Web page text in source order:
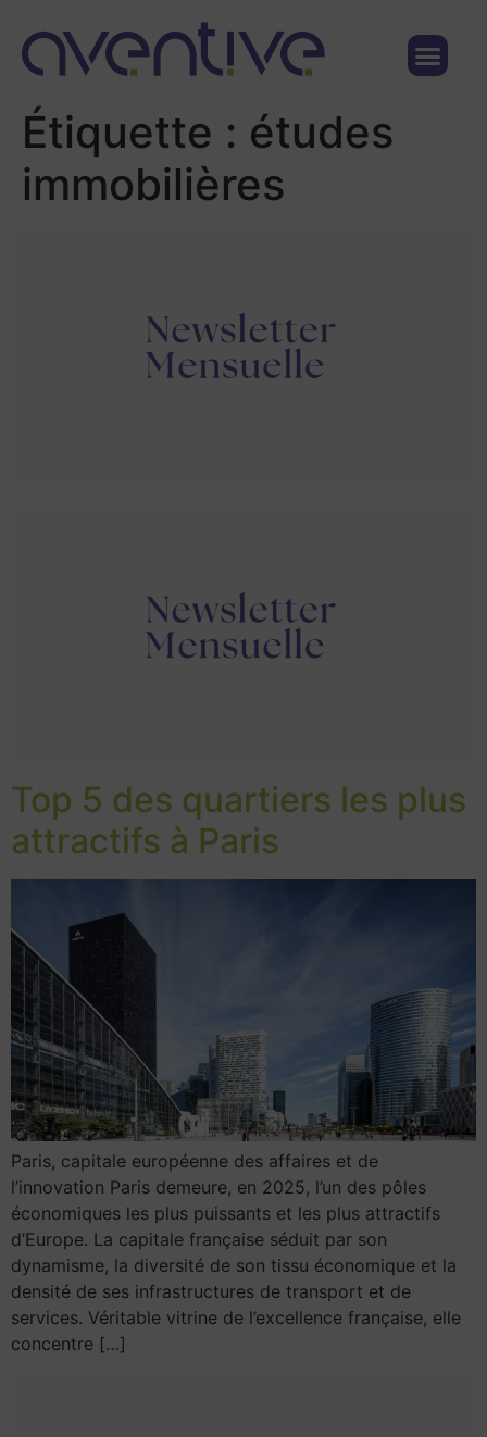
Étiquette : études
immobilières
Top 5 des quartiers les plus
attractifs à Paris
Paris, capitale européenne des affaires et de
l’innovation Paris demeure, en 2025, l’un des pôles
économiques les plus puissants et les plus attractifs
d’Europe. La capitale française séduit par son
dynamisme, la diversité de son tissu économique et la
densité de ses infrastructures de transport et de
services. Véritable vitrine de l’excellence française, elle
concentre […]